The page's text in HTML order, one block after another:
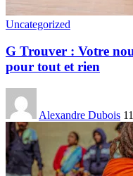
Uncategorized
G Trouver : Votre
pour tout et rien
Alexandre Dubois